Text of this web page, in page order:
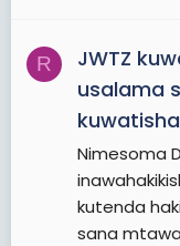
R
JWTZ
usalama
Nimesoma
kutenda
sana